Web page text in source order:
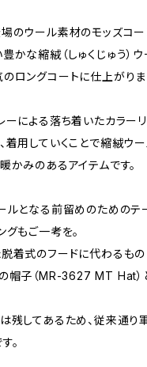
のウール素材のモッズコー
かな縮絨（しゅくじゅう）ウ
ロングコートに仕上がりま
ーによる落ち着いたカラー
着用していくことで縮絨ウ
かみのあるアイテムです。
ルとなる前留めのためのテ
グもご一考を。
着式のフードに代わるもの
帽子（MR-3627 MT Hat）
残してあるため、従来通り
。